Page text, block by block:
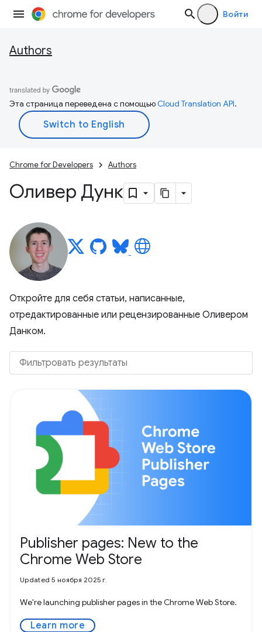
Войти
Authors
Эта страница переведена с помощьюCloud Translation API.
Chrome for Developers Authors
Оливер Дунк
Откройте для себя статьи, написанные,
отредактированные или рецензированные Оливером
Данком.
Publisher pages: New to the
Chrome Web Store
Updated 5 ноября 2025 г.
We're launching publisher pages in the Chrome Web Store.
Learn more